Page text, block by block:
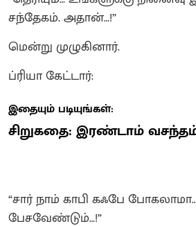
சந்தேகம். அதான்…!”
மென்று முழுகினார்.
ப்ரியா கேட்டார்:
இதையும் படியுங்கள்:
சிறுகதை: இரண்டாம்
“சார் நாம் காபி கஃபே
பேசவேண்டும்…!”